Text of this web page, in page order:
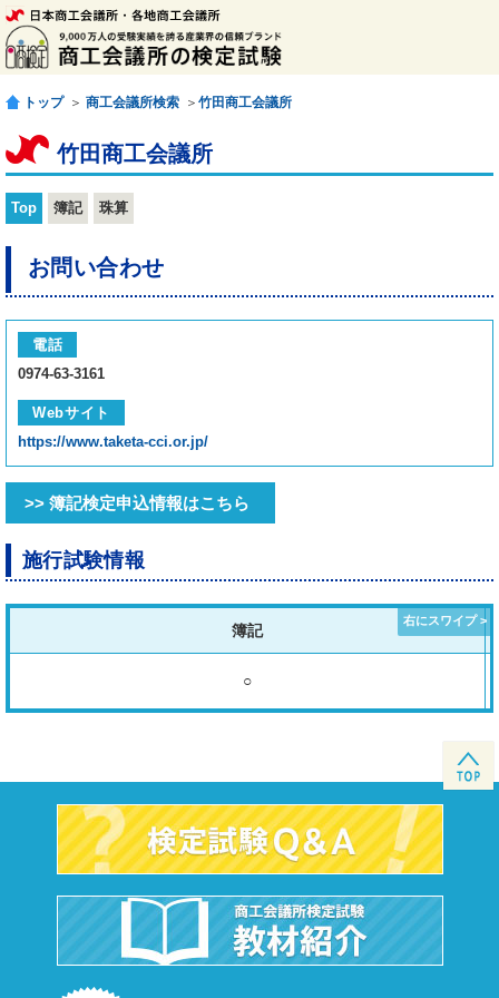
トップ ＞ 商工会議所検索 ＞ 竹田商工会議所
竹田商工会議所
Top 簿記 珠算
お問い合わせ
電話
0974-63-3161
Webサイト
https://www.taketa-cci.or.jp/
>> 簿記検定申込情報はこちら
施行試験情報
簿記
○